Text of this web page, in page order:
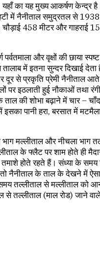
यहाँ का यह मुख्य आकर्षण केन्द्र
में नैनीताल समुद्रतल से 1938
458 मीटर और गाहराई
और वृक्षों की छाया
में इतना सुन्दर दिखाई
दूर से प्रकृति प्रेमी नैनीताल
पर इठलाती हुई नौकाओं तथा
ताल की शोभा बढ़ाने में चार –
पानी हरा, बरसात में
मल्लीताल और नीचला भाग
के फ्लैट पर शाम होते ही
होते रहते हैं। संध्या के समय
नैनीताल के ताल के देखने में
समय तल्लीताल से मल्लीताल को
से तल्लीताल (माल रोड) जाने